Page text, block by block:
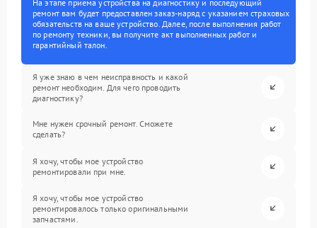
На этапе приема устройства на диагностику и последующий
ремонт вам будет предоставлен заказ-наряд с указанием страховых
обязательств на ваше устройство. Далее, после выполнения работ
по ремонту техники, вы получите акт выполненных работ и
гарантийный талон.
Я уже знаю в чем неисправность и какой
ремонт необходим. Для чего проводить
диагностику?
Мне нужен срочный ремонт. Сможете
сделать?
Я хочу, чтобы мое устройство
ремонтировали при мне.
Я хочу, чтобы мое устройство
ремонтировалось только оригинальными
запчастями.